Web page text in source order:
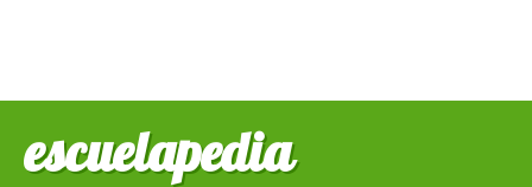
escuelapedia